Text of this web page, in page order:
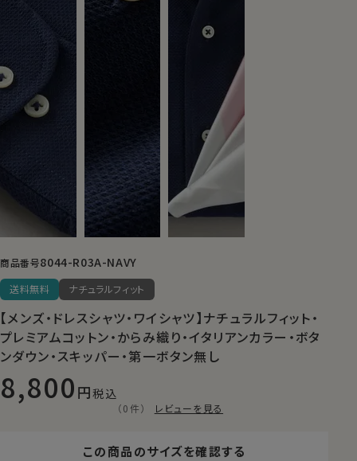
商品番号8044-R03A-NAVY
送料無料 ナチュラルフィット
【メンズ・ドレスシャツ・ワイシャツ】ナチュラルフィット・
プレミアムコットン・からみ織り・イタリアンカラー・ボタ
ンダウン・スキッパー・第一ボタン無し
8,800 税込
（0件） レビューを見る
この商品のサイズを確認する